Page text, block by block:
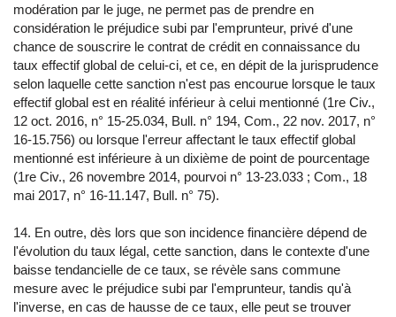
modération par le juge, ne permet pas de prendre en
considération le préjudice subi par l'emprunteur, privé d'une
chance de souscrire le contrat de crédit en connaissance du
taux effectif global de celui-ci, et ce, en dépit de la jurisprudence
selon laquelle cette sanction n'est pas encourue lorsque le taux
effectif global est en réalité inférieur à celui mentionné (1re Civ.,
12 oct. 2016, n° 15-25.034, Bull. n° 194, Com., 22 nov. 2017, n°
16-15.756) ou lorsque l'erreur affectant le taux effectif global
mentionné est inférieure à un dixième de point de pourcentage
(1re Civ., 26 novembre 2014, pourvoi n° 13-23.033 ; Com., 18
mai 2017, n° 16-11.147, Bull. n° 75).
14. En outre, dès lors que son incidence financière dépend de
l'évolution du taux légal, cette sanction, dans le contexte d'une
baisse tendancielle de ce taux, se révèle sans commune
mesure avec le préjudice subi par l'emprunteur, tandis qu'à
l'inverse, en cas de hausse de ce taux, elle peut se trouver